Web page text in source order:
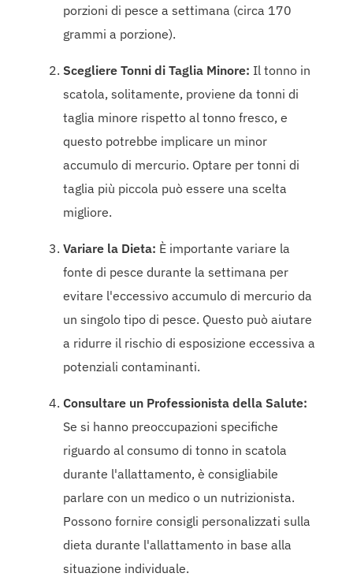
porzioni di pesce a settimana (circa 170
grammi a porzione).
Scegliere Tonni di Taglia Minore: Il tonno in
scatola, solitamente, proviene da tonni di
taglia minore rispetto al tonno fresco, e
questo potrebbe implicare un minor
accumulo di mercurio. Optare per tonni di
taglia più piccola può essere una scelta
migliore.
Variare la Dieta: È importante variare la
fonte di pesce durante la settimana per
evitare l'eccessivo accumulo di mercurio da
un singolo tipo di pesce. Questo può aiutare
a ridurre il rischio di esposizione eccessiva a
potenziali contaminanti.
Consultare un Professionista della Salute:
Se si hanno preoccupazioni specifiche
riguardo al consumo di tonno in scatola
durante l'allattamento, è consigliabile
parlare con un medico o un nutrizionista.
Possono fornire consigli personalizzati sulla
dieta durante l'allattamento in base alla
situazione individuale.